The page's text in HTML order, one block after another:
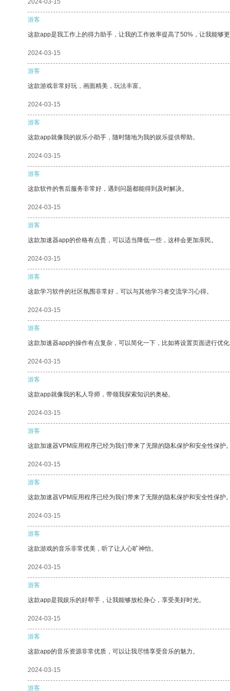
2024-03-15
游客
这款app是我工作上的得力助手，让我的工作效率提高了50%，让我能够
2024-03-15
游客
这款游戏非常好玩，画面精美，玩法丰富。
2024-03-15
游客
这款app就像我的娱乐小助手，随时随地为我的娱乐提供帮助。
2024-03-15
游客
这款软件的售后服务非常好，遇到问题都能得到及时解决。
2024-03-15
游客
这款加速器app的价格有点贵，可以适当降低一些，这样会更加亲民。
2024-03-15
游客
这款学习软件的社区氛围非常好，可以与其他学习者交流学习心得。
2024-03-15
游客
这款加速器app的操作有点复杂，可以简化一下，比如将设置页面进行优
2024-03-15
游客
这款app就像我的私人导师，带领我探索知识的奥秘。
2024-03-15
游客
这款加速器VPM应用程序已经为我们带来了无限的隐私保护和安全性保护
2024-03-15
游客
这款加速器VPM应用程序已经为我们带来了无限的隐私保护和安全性保护
2024-03-15
游客
这款游戏的音乐非常优美，听了让人心旷神怡。
2024-03-15
游客
这款app是我娱乐的好帮手，让我能够放松身心，享受美好时光。
2024-03-15
游客
这款app的音乐资源非常优质，可以让我尽情享受音乐的魅力。
2024-03-15
游客